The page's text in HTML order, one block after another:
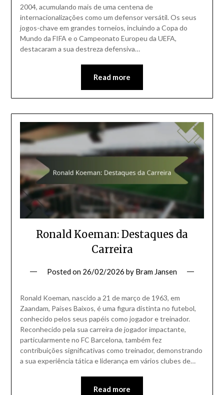
2004, acumulando mais de uma centena de
internacionalizações como um defensor versátil. Os seus
jogos-chave em grandes torneios, incluindo a Copa do
Mundo da FIFA e o Campeonato Europeu da UEFA,
destacaram a sua destreza defensiva…
Read more
Ronald Koeman: Destaques da
Carreira
Posted on 26/02/2026 by Bram Jansen
Ronald Koeman, nascido a 21 de março de 1963, em
Zaandam, Países Baixos, é uma figura distinta no futebol,
conhecido pelos seus papéis como jogador e treinador.
Reconhecido pela sua carreira de jogador impactante,
particularmente no FC Barcelona, também fez
contribuições significativas como treinador, demonstrando
a sua experiência tática e liderança em vários clubes de…
Read more